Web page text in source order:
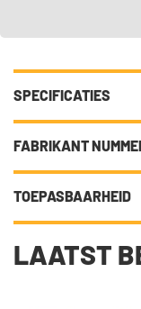
SPECIFICATIES
Fabrikantcode
Categorie
Inhoud [liter] 20
FABRIKANT
AFNOR NFR 15-601
ASTM D3306
ASTM D4656
TOEPASBAARHEID
VOERTUIGEN
LAATST